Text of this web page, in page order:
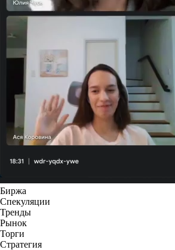
Биржа
Спекуляции
Тренды
Рынок
Торги
Стратегия